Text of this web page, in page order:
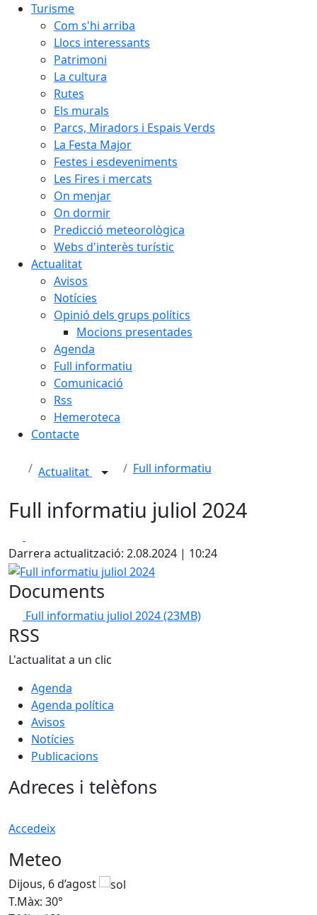
Turisme
Com s'hi arriba
Llocs interessants
Patrimoni
La cultura
Rutes
Els murals
Parcs, Miradors i Espais Verds
La Festa Major
Festes i esdeveniments
Les Fires i mercats
On menjar
On dormir
Predicció meteorològica
Webs d'interès turístic
Actualitat
Avisos
Notícies
Opinió dels grups polítics
Mocions presentades
Agenda
Full informatiu
Comunicació
Rss
Hemeroteca
Contacte
Actualitat Full informatiu
Full informatiu juliol 2024
Darrera actualització: 2.08.2024 | 10:24
Full informatiu juliol 2024
Documents
Full informatiu juliol 2024(23MB)
RSS
L'actualitat a un clic
Agenda
Agenda política
Avisos
Notícies
Publicacions
Adreces i telèfons
Accedeix
Meteo
Dijous, 6 d’agost
T.Màx: 30°